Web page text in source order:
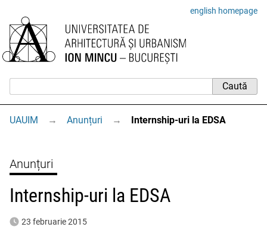
english homepage
UAUIM → Anunțuri → Internship-uri la EDSA
Anunțuri
Internship-uri la EDSA
23 februarie 2015